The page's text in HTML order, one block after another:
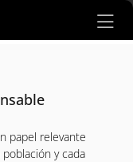
papel relevante
y cada